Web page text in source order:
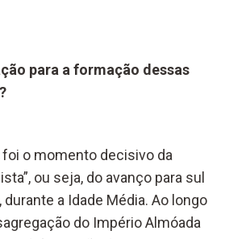
para a formação dessas
foi o momento decisivo da
ou seja, do avanço para sul
a Idade Média. Ao longo
do Império Almóada